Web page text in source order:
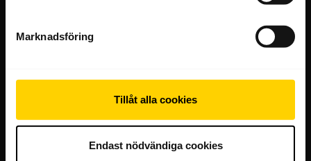
Marknadsföring
Tillåt alla cookies
Endast nödvändiga cookies